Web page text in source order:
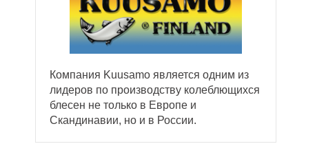
Компания Kuusamo является одним из
лидеров по производству колеблющихся
блесен не только в Европе и
Скандинавии, но и в России.